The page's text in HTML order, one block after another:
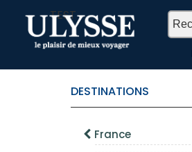
TEST
DESTINATIONS
France